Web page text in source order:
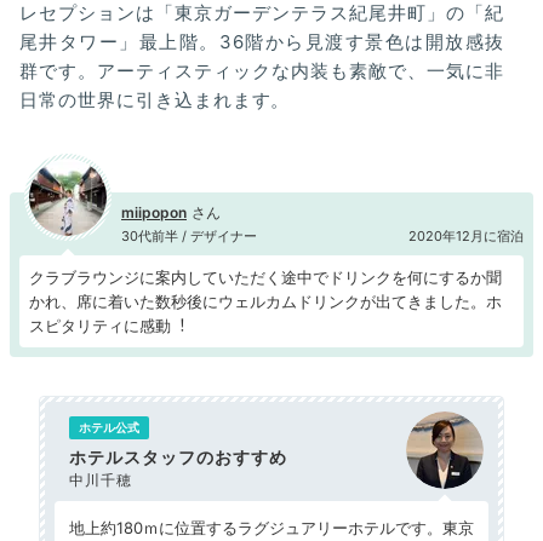
レセプションは「東京ガーデンテラス紀尾井町」の「紀
尾井タワー」最上階。36階から見渡す景色は開放感抜
群です。アーティスティックな内装も素敵で、一気に非
日常の世界に引き込まれます。
miipopon
30代前半 / デザイナー 2020年12月に宿泊
クラブラウンジに案内していただく途中でドリンクを何にするか聞
かれ、席に着いた数秒後にウェルカムドリンクが出てきました。ホ
スピタリティに感動︕
ホテル公式
ホテルスタッフのおすすめ
中川千穂
地上約180ｍに位置するラグジュアリーホテルです。東京